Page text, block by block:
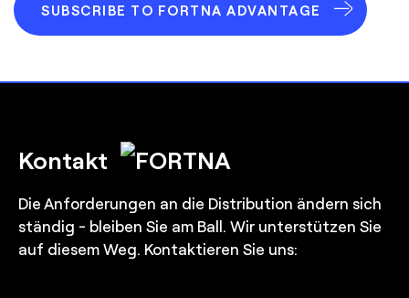
SUBSCRIBE TO FORTNA ADVANTAGE
Kontakt
Die Anforderungen an die Distribution ändern sich
ständig - bleiben Sie am Ball. Wir unterstützen Sie
auf diesem Weg. Kontaktieren Sie uns: